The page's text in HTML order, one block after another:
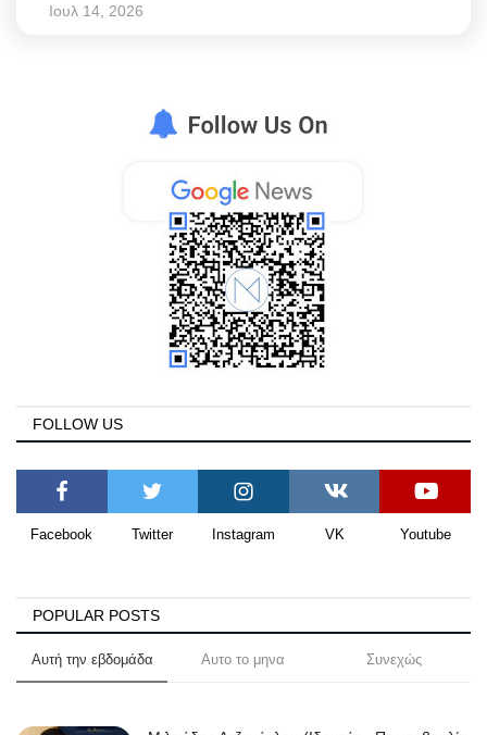
Ιουλ 14, 2026
FOLLOW US
Facebook Twitter Instagram VK Youtube
POPULAR POSTS
Αυτή την εβδομάδα Αυτο το μηνα Συνεχώς